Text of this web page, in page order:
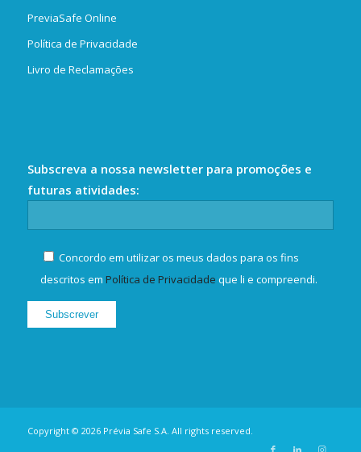
PreviaSafe Online
Política de Privacidade
Livro de Reclamações
Subscreva a nossa newsletter para promoções e
futuras atividades:
Concordo em utilizar os meus dados para os fins
descritos em Política de Privacidade que li e compreendi.
Copyright © 2026 Prévia Safe S.A. All rights reserved.